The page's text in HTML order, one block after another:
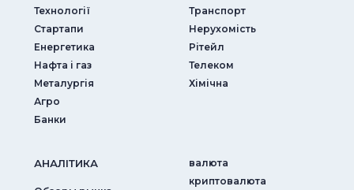
Технології
Стартапи
Енергетика
Нафта і газ
Металургія
Агро
Банки
Транспорт
Нерухомість
Рітейл
Телеком
Хімічна
АНАЛIТИКА
валюта
криптовалюта